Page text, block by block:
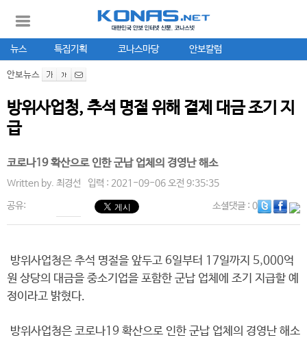
뉴스 특집기획 코나스마당 안보칼럼
안보뉴스
방위사업청, 추석 명절 위해 결제 대금 조기 지
급
코로나19 확산으로 인한 군납 업체의 경영난 해소
Written by. 최경선 입력 : 2021-09-06 오전 9:35:35
공유: 소셜댓글: 0
방위사업청은 추석 명절을 앞두고 6일부터 17일까지 5,000억
원 상당의 대금을 중소기업을 포함한 군납 업체에 조기 지급할 예
정이라고 밝혔다.
방위사업청은 코로나19 확산으로 인한 군납 업체의 경영난 해소